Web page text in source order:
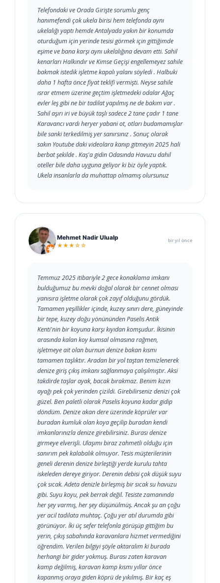
Telefondaki ve Orada Girişte sorumlu genç
hanımefendi çok ukela birisi hem telefonda aynı
ukelalığı yaptı hemde Antalyada yakın bir konumda
oturduğum için yerinde tesisi görmek için gittiğimde
eşime ve bana karşı aynı ukelalığına devam etti. Sahil
kenarları Halkındır ve Kimse Geçişi engellemeyez sahile
bakmak istedik işletme kapalı yalanı söyledi . Halbuki
daha 1 hafta önce fiyat teklifi vermişti. Neyse sahile
ısrar etmem üzerine geçtim işletmedeki odalar Ağaç
evler leş gibi ne bir tadilat yapılmış ne de bakım var .
Sahil aşırı iri ve büyük taşlı sadece 2 tane çadır 1 tane
Karavancı vardı heryer yabani ot, otları budamamışlar
bile sanki terkedilmiş yer sanırsınız . Sonuç olarak
sakın Youtube daki videolara kanıp gitmeyin 2025 hali
berbat şekilde . Kaş'a gidin Odasında Havuzu dahil
oteller bile daha uyguna geliyor ki biz öyle yaptık.
Ukela insanlarla da muhattap olmamış olursunuz
Mehmet Nadir Ulualp
★★★☆☆
bir yıl önce
Temmuz 2025 itibariyle 2 gece konaklama imkanı
bulduğumuz bu mevki doğal olarak bir cennet olması
yanısıra işletme olarak çok zayıf olduğunu gördük.
Tamamen yeşillikler içinde, kuzey sınırı dere, güneyinde
bir tepe, kuzey doğu yönününden Paselis Antik
Kenti'nin bir koyuna karşı kıyıdan komşudur. İkisinin
arasında kalan koy kumsal olmasına rağmen,
işletmeye ait olan burnun denize bakan kısmı
tamamen taşlıktır. Aradan bir yol taştan temizlenerek
denize giriş çıkış imkanı sağlanmaya çalışılmıştır. Aksi
takdirde taşlar ayak, bacak bırakmaz. Benim kızın
ayağı pek çok yerinden çizildi. Girebilirseniz denizi çok
güzel. Ben paletli olarak Paselis koyuna kadar gidip
döndüm. Denize akan dere üzerinde köprüler var
buradan kumluk olan koya geçilip buradan kendi
imkanlarınızla denize girebilirsiniz. Burası denize
girmeye elverişli. Ulaşımı biraz zahmetli olduğu için
sanırım pek kalabalık olmuyor. Tesis müşterilerinin
geneli derenin denize birleştiği yerde kurulu tahta
iskeleden dereye giriyor. Derenin debisi çok düşük suyu
çok sıcak. Adeta denizle birleşmiş bir sıcak su havuzu
gibi. Suyu koyu, pek berrak değil. Tesiste zamanında
her şey varmış, her şey düşünülmüş. Ancak şu an çoğu
yer acil tadilata muhtaç. Çoğu yer atıl durumda gibi
görünüyor. İki üç sefer telefonla görüşüp gittiğim bu
yerin, çıkış sabahında karavanlara hizmet vermediğini
öğrendim. Verilen bilgiyi şöyle aktaralım ki burada
herhangi bir gider yokmuş. Burası zaten karavan
kamp değilmiş, karavan kamp kısmı yıllar önce
kapanmış oraya giden köprü de yıkılmış. Bir kaç eş